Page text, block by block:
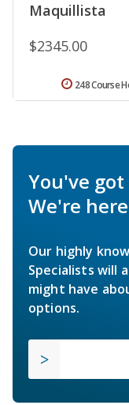
Maquillista
$2345.00
248 Course
You've
We're
Our highly
Specialists will
might have
options.